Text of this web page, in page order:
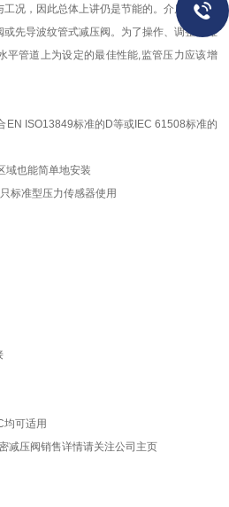
况，因此总体上讲仍是节能的。介质为蒸汽
先导波纹管式减压阀。为了操作、调整和维
平管道上为设定的最佳性能,监管压力应该增
EN ISO13849标准的D等或IEC 61508标准的
域也能简单地安装
标准型压力传感器使用
均可适用
减压阀销售详情请关注公司主页